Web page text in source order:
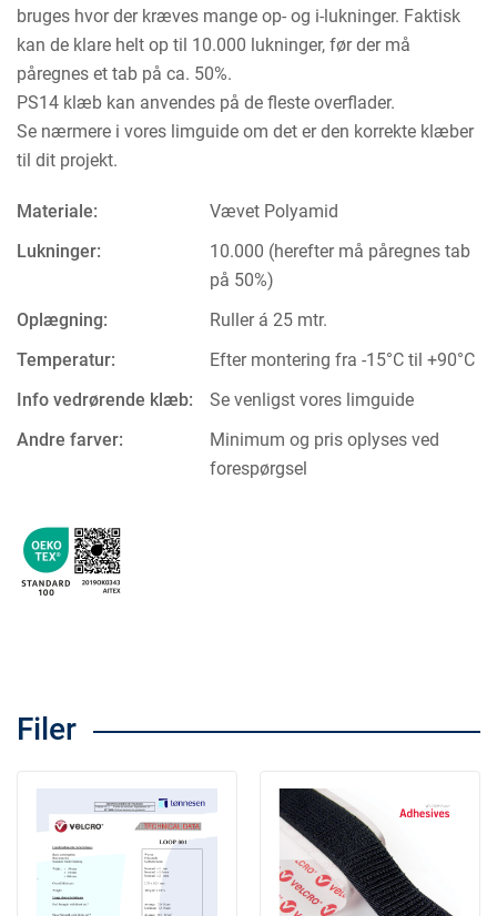
bruges hvor der kræves mange op- og i-lukninger. Faktisk
kan de klare helt op til 10.000 lukninger, før der må
påregnes et tab på ca. 50%.
PS14 klæb kan anvendes på de fleste overflader.
Se nærmere i vores limguide om det er den korrekte klæber
til dit projekt.
Materiale:
Vævet Polyamid
Lukninger:
10.000 (herefter må påregnes tab
på 50%)
Oplægning:
Ruller á 25 mtr.
Temperatur:
Efter montering fra -15°C til +90°C
Info vedrørende klæb:
Se venligst vores limguide
Andre farver:
Minimum og pris oplyses ved
forespørgsel
Filer